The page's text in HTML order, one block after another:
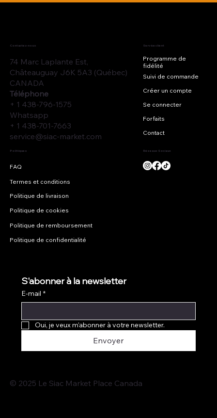
74 Marc Laplante Est,
Châteauguay J6K 5A3 (Québec)
CANADA
Téléphone
+ 1 438-796-1575
Whatsapp
+ 1 438-701-7663
service@siac-market.com
Contactez-nous Service client
Programme de
fidélité
Suivi de commande
Créer un compte
Se connecter
Forfaits
Contact
Politiques
Termes et conditions
Politique de livraison
Politique de cookies
Politique de remboursement
Politique de confidentialité
Réseaux Sociaux
S'abonner à la newsletter
E-mail *
Oui, je veux m'abonner à votre newsletter.
Envoyer
© 2025 Le Siac Market Place Canada